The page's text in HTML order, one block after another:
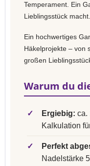
Temperament. Ein
Lieblingsstück macht.
Ein hochwertiges
Häkelprojekte – von
großen
Warum du
✓ Ergiebig: ca.
Kalkulation
✓ Perfekt
Nadelstärke